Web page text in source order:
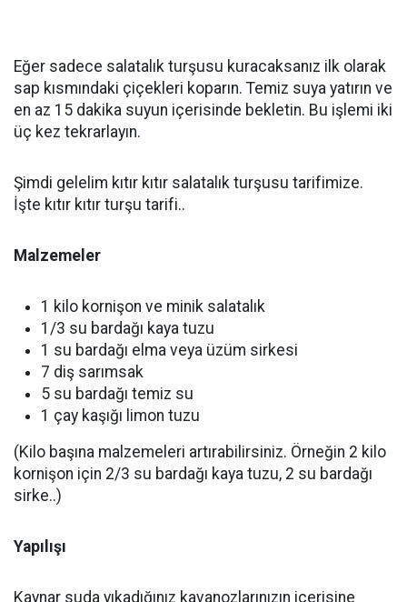
Eğer sadece salatalık turşusu kuracaksanız ilk olarak
sap kısmındaki çiçekleri koparın. Temiz suya yatırın ve
en az 15 dakika suyun içerisinde bekletin. Bu işlemi iki
üç kez tekrarlayın.
Şimdi gelelim kıtır kıtır salatalık turşusu tarifimize.
İşte kıtır kıtır turşu tarifi..
Malzemeler
1 kilo kornişon ve minik salatalık
1/3 su bardağı kaya tuzu
1 su bardağı elma veya üzüm sirkesi
7 diş sarımsak
5 su bardağı temiz su
1 çay kaşığı limon tuzu
(Kilo başına malzemeleri artırabilirsiniz. Örneğin 2 kilo
kornişon için 2/3 su bardağı kaya tuzu, 2 su bardağı
sirke..)
Yapılışı
Kaynar suda yıkadığınız kavanozlarınızın içerisine